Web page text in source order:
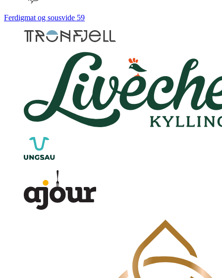
Ferdigmat og sousvide 59